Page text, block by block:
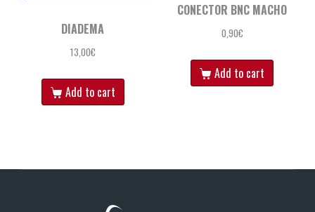
DIADEMA
13,00€
Add to cart
CONECTOR BNC MACHO
0,90€
Add to cart